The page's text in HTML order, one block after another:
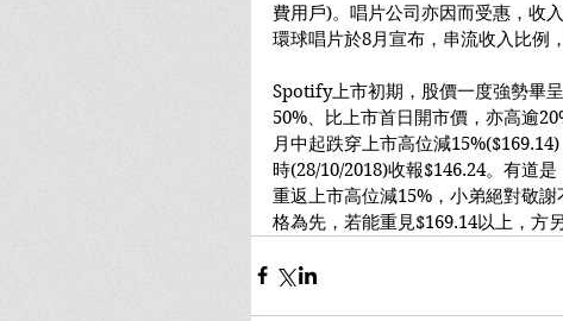
費用戶)。唱片公司亦因而受惠，收
環球唱片於8月宣布，串流收入比例
Spotify上市初期，股價一度強勢畢
50%、比上市首日開市價，亦高逾
月中起跌穿上市高位減
時(28/10/2018)收報$146.24。有道
重返上市高位減15%，小弟絕對敬
格為先，若能重見$169.14以上，方